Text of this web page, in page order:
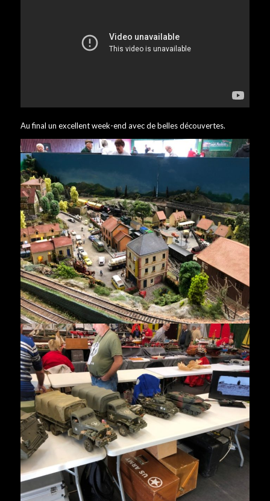
Au final un excellent week-end avec de belles découvertes.